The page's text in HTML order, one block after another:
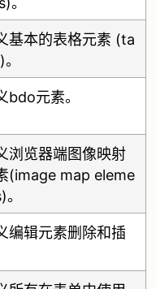
基本的表格元素 (ta
bdo元素。
浏览器端图像映射
(image map eleme
编辑元素删除和插